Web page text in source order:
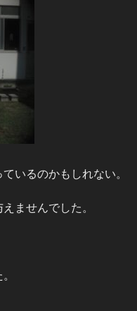
いるのかもしれない。
ませんでした。